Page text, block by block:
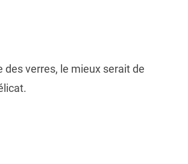
des verres, le mieux serait de